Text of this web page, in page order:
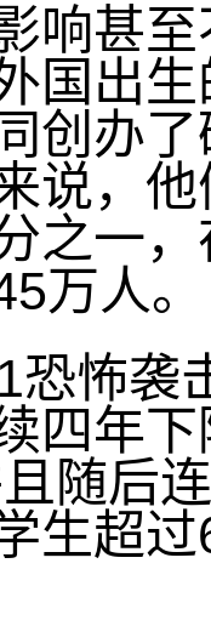
甚至
国出
创办
说，
之一
万人。
怖袭击
四年
随后
生超